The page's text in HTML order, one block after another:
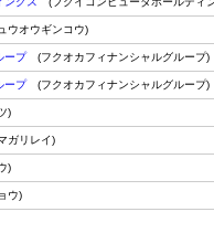
ウオウギンコウ)
ープ(フクオカフィナンシャルグループ)
ープ(フクオカフィナンシャルグループ)
)
ガリレイ)
)
ウ)